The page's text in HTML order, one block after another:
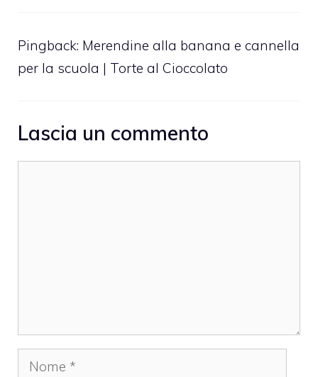
Pingback: Merendine alla banana e cannella
per la scuola | Torte al Cioccolato
Lascia un commento
Nome